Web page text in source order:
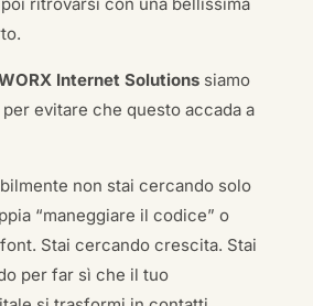
Internet Solutionssiamo
evitare che questo accada a
non stai cercando solo
“maneggiare il codice” o
Stai cercando crescita. Stai
per far sì che il tuo